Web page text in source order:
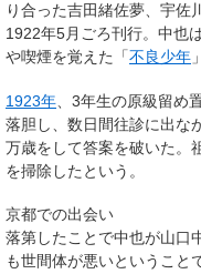
り合った吉田緒佐夢、宇佐
1922年5月ごろ刊行。中也
や喫煙を覚えた「不良少年
1923年 、3年生の原級留め
落胆し、数日間往診に出な
万歳をして答案を破いた。
を掃除したという。
京都での出会い
落第したことで中也が山口
も世間体が悪いということ